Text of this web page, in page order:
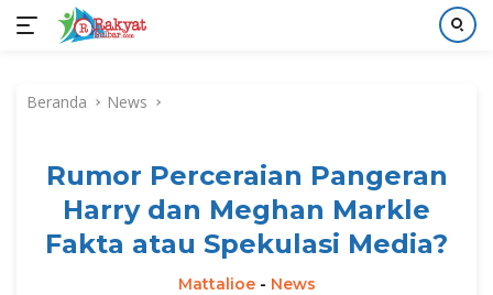
kontenBeranda News
Rumor Perceraian Pangeran
Harry dan Meghan Markle
Fakta atau Spekulasi Media?
Mattalioe- News